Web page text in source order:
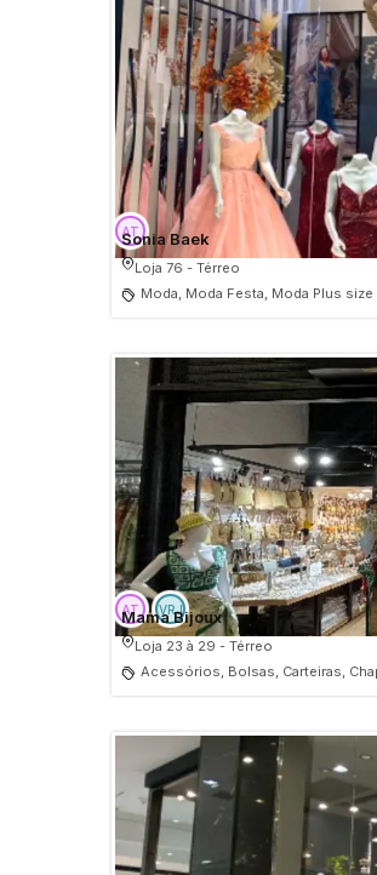
Sonia Baek
Loja 76 - Térreo
Moda, Moda Festa, Moda Plus size
Mama Bijoux
Loja 23 à 29 - Térreo
Acessórios, Bolsas, Carteiras,